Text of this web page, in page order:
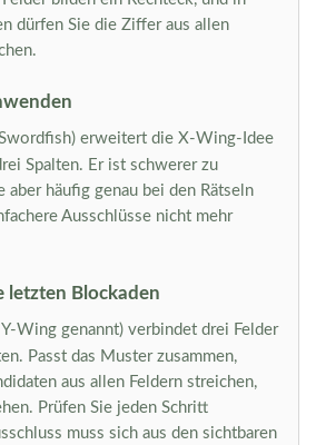
dürfen Sie die Ziffer aus allen
erweitert die X-Wing-Idee
Spalten. Er ist schwerer zu
aber häufig genau bei den Rätseln
Ausschlüsse nicht mehr
letzten Blockaden
Y-Wing genannt) verbindet drei Felder
Passt das Muster zusammen,
aus allen Feldern streichen,
Prüfen Sie jeden Schritt
muss sich aus den sichtbaren